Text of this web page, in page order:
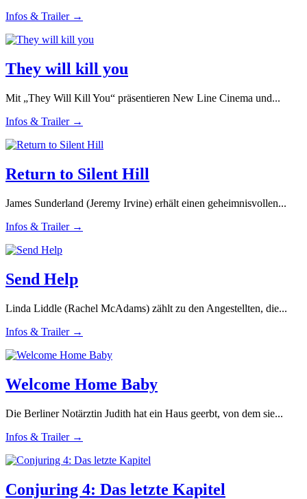
Infos & Trailer →
They will kill you
Mit „They Will Kill You“ präsentieren New Line Cinema und...
Infos & Trailer →
Return to Silent Hill
James Sunderland (Jeremy Irvine) erhält einen geheimnisvollen...
Infos & Trailer →
Send Help
Linda Liddle (Rachel McAdams) zählt zu den Angestellten, die...
Infos & Trailer →
Welcome Home Baby
Die Berliner Notärztin Judith hat ein Haus geerbt, von dem sie...
Infos & Trailer →
Conjuring 4: Das letzte Kapitel